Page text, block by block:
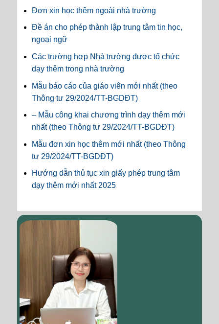
Đơn xin học thêm ngoài nhà trường
Đề án cho phép thành lập trung tâm tin học,
ngoại ngữ
Các trường hợp Nhà trường được tổ chức
dạy thêm trong nhà trường
Mẫu báo cáo của giáo viên mới nhất (theo
Thông tư 29/2024/TT-BGDĐT)
– Mẫu công khai chương trình dạy thêm mới
nhất (theo Thông tư 29/2024/TT-BGDĐT)
Mẫu đơn xin học thêm mới nhất (theo Thông
tư 29/2024/TT-BGDĐT)
Hướng dẫn thủ tục xin giấy phép trung tâm
dạy thêm mới nhất 2025